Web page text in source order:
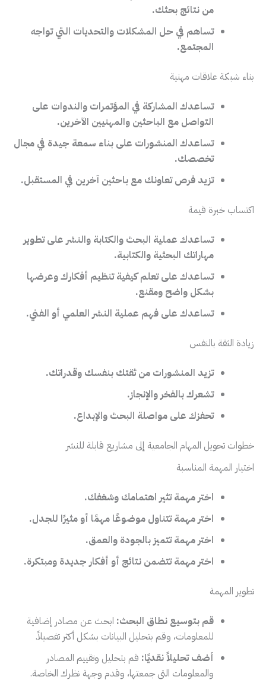
من نتائج بحثك.
تساهم في حل المشكلات والتحديات التي تواجه
المجتمع.
بناء شبكة علاقات مهنية
تساعدك المشاركة في المؤتمرات والندوات على
التواصل مع الباحثين والمهنيين الآخرين.
تساعدك المنشورات على بناء سمعة جيدة في مجال
تخصصك.
تزيد فرص تعاونك مع باحثين آخرين في المستقبل.
اكتساب خبرة قيمة
تساعدك عملية البحث والكتابة والنشر على تطوير
مهاراتك البحثية والكتابية.
تساعدك على تعلم كيفية تنظيم أفكارك وعرضها
بشكل واضح ومقنع.
تساعدك على فهم عملية النشر العلمي أو الفني.
زيادة الثقة بالنفس
تزيد المنشورات من ثقتك بنفسك وقدراتك.
تشعرك بالفخر والإنجاز.
تحفزك على مواصلة البحث والإبداع.
خطوات تحويل المهام الجامعية إلى مشاريع قابلة للنشر
اختيار المهمة المناسبة
اختر مهمة تثير اهتمامك وشغفك.
اختر مهمة تتناول موضوعًا مهمًا أو مثيرًا للجدل.
اختر مهمة تتميز بالجودة والعمق.
اختر مهمة تتضمن نتائج أو أفكار جديدة ومبتكرة.
تطوير المهمة
قم بتوسيع نطاق البحث: ابحث عن مصادر إضافية
للمعلومات، وقم بتحليل البيانات بشكل أكثر تفصيلاً.
أضف تحليلاً نقديًا: قم بتحليل وتقييم المصادر
والمعلومات التي جمعتها، وقدم وجهة نظرك الخاصة.